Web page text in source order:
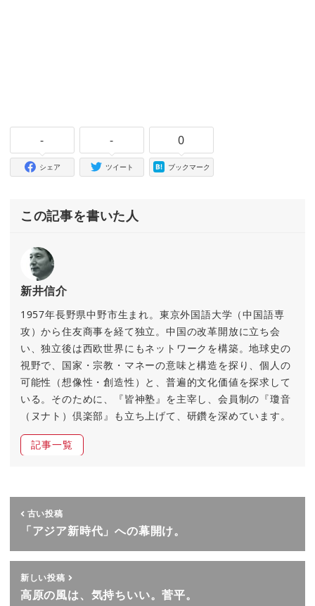
-
シェア
-
ツイート
0
ブックマーク
この記事を書いた人
新井信介
1957年長野県中野市生まれ。東京外国語大学（中国語専
攻）から住友商事を経て独立。中国の改革開放に立ち会
い、独立後は西欧世界にもネットワークを構築。地球史の
視野で、国家・宗教・マネーの意味と構造を探り、個人の
可能性（想像性・創造性）と、普遍的文化価値を探求して
いる。そのために、『皆神塾』を主宰し、会員制の『瓊音
（ヌナト）倶楽部』も立ち上げて、研鑽を深めています。
記事一覧
古い投稿
「アジア新時代」への幕開け。
新しい投稿
高原の風は、気持ちいい。菅平。